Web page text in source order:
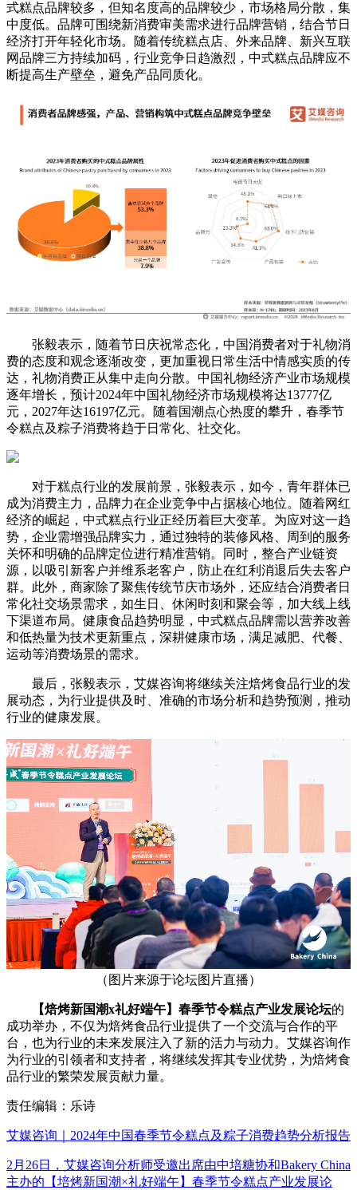
式糕点品牌较多，但知名度高的品牌较少，市场格局分散，集
中度低。品牌可围绕新消费审美需求进行品牌营销，结合节日
经济打开年轻化市场。随着传统糕点店、外来品牌、新兴互联
网品牌三方持续加码，行业竞争日趋激烈，中式糕点品牌应不
断提高生产壁垒，避免产品同质化。
张毅表示，随着节日庆祝常态化，中国消费者对于礼物消
费的态度和观念逐渐改变，更加重视日常生活中情感实质的传
达，礼物消费正从集中走向分散。中国礼物经济产业市场规模
逐年增长，预计2024年中国礼物经济市场规模将达13777亿
元，2027年达16197亿元。随着国潮点心热度的攀升，春季节
令糕点及粽子消费将趋于日常化、社交化。
对于糕点行业的发展前景，张毅表示，如今，青年群体已
成为消费主力，品牌力在企业竞争中占据核心地位。随着网红
经济的崛起，中式糕点行业正经历着巨大变革。为应对这一趋
势，企业需增强品牌实力，通过独特的装修风格、周到的服务
关怀和明确的品牌定位进行精准营销。同时，整合产业链资
源，以吸引新客户并维系老客户，防止在红利消退后失去客户
群。此外，商家除了聚焦传统节庆市场外，还应结合消费者日
常化社交场景需求，如生日、休闲时刻和聚会等，加大线上线
下渠道布局。健康食品趋势明显，中式糕点品牌需以营养改善
和低热量为技术更新重点，深耕健康市场，满足减肥、代餐、
运动等消费场景的需求。
最后，张毅表示，艾媒咨询将继续关注焙烤食品行业的发
展动态，为行业提供及时、准确的市场分析和趋势预测，推动
行业的健康发展。
（图片来源于论坛图片直播）
【焙烤新国潮x礼好端午】春季节令糕点产业发展论坛的
成功举办，不仅为焙烤食品行业提供了一个交流与合作的平
台，也为行业的未来发展注入了新的活力与动力。艾媒咨询作
为行业的引领者和支持者，将继续发挥其专业优势，为焙烤食
品行业的繁荣发展贡献力量。
责任编辑：乐诗
艾媒咨询｜2024年中国春季节令糕点及粽子消费趋势分析报告
2月26日，艾媒咨询分析师受邀出席由中培糖协和Bakery China
主办的【培烤新国潮×礼好端午】春季节令糕点产业发展论